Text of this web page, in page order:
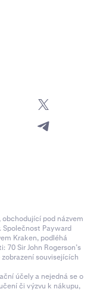
pod názvem
Společnost Payward
Kraken, podléhá
Sir John Rogerson’s
zobrazení souvisejících
účely a nejedná se o
či výzvu k nákupu,